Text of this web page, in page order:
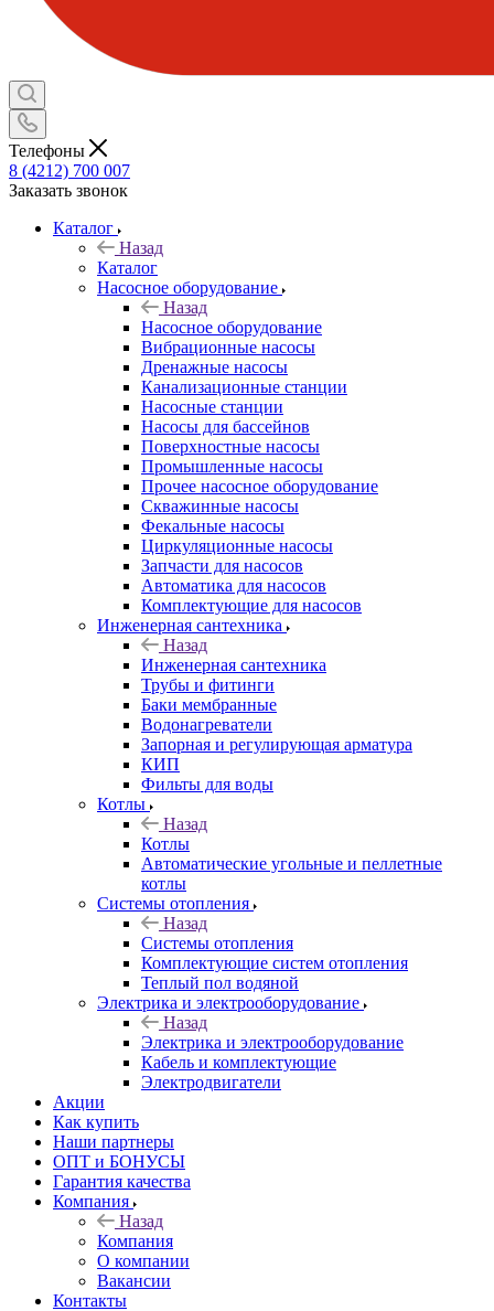
Телефоны
8 (4212) 700 007
Заказать звонок
Каталог
Назад
Каталог
Насосное оборудование
Назад
Насосное оборудование
Вибрационные насосы
Дренажные насосы
Канализационные станции
Насосные станции
Насосы для бассейнов
Поверхностные насосы
Промышленные насосы
Прочее насосное оборудование
Скважинные насосы
Фекальные насосы
Циркуляционные насосы
Запчасти для насосов
Автоматика для насосов
Комплектующие для насосов
Инженерная сантехника
Назад
Инженерная сантехника
Трубы и фитинги
Баки мембранные
Водонагреватели
Запорная и регулирующая арматура
КИП
Фильты для воды
Котлы
Назад
Котлы
Автоматические угольные и пеллетные
котлы
Системы отопления
Назад
Системы отопления
Комплектующие систем отопления
Теплый пол водяной
Электрика и электрооборудование
Назад
Электрика и электрооборудование
Кабель и комплектующие
Электродвигатели
Акции
Как купить
Наши партнеры
ОПТ и БОНУСЫ
Гарантия качества
Компания
Назад
Компания
О компании
Вакансии
Контакты